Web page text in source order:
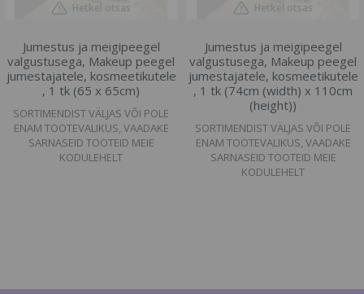
Hetkel otsas
Jumestus ja meigipeegel
valgustusega, Makeup peegel
jumestajatele, kosmeetikutele
, 1 tk (65 x 65cm)
SORTIMENDIST VÄLJAS VÕI POLE
ENAM TOOTEVALIKUS, VAADAKE
SARNASEID TOOTEID MEIE
KODULEHELT
Hetkel otsas
Jumestus ja meigipeegel
valgustusega, Makeup peegel
jumestajatele, kosmeetikutele
, 1 tk (74cm (width) x 110cm
(height))
SORTIMENDIST VÄLJAS VÕI POLE
ENAM TOOTEVALIKUS, VAADAKE
SARNASEID TOOTEID MEIE
KODULEHELT